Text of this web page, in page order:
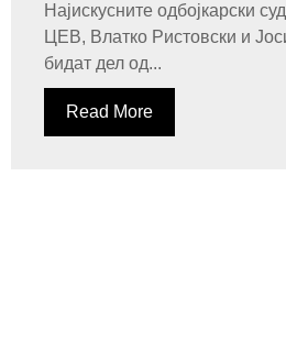
Најискусните одбојкарски
ЦЕВ, Влатко Ристовски и
бидат дел од...
Read More